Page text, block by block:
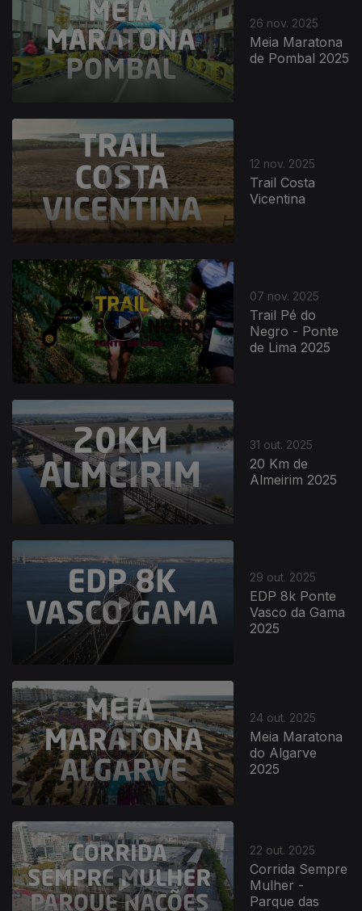
26 nov. 2025
Meia Maratona
de Pombal 2025
12 nov. 2025
Trail Costa
Vicentina
07 nov. 2025
Trail Pé do
Negro - Ponte
de Lima 2025
31 out. 2025
20 Km de
Almeirim 2025
29 out. 2025
EDP 8k Ponte
Vasco da Gama
2025
24 out. 2025
Meia Maratona
do Algarve
2025
22 out. 2025
Corrida Sempre
Mulher -
Parque das